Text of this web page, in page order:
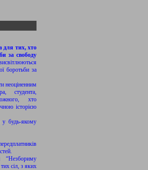
для тих, хто
за свободу
боротьби за
неоціненним
студента,
хто
історією
у будь-якому
“Незбориму
тих сіл, з яких